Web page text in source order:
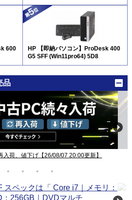
600
HP 【即納パソコン】ProDesk 400
G5 SFF (Win11pro64) 5D8
品
入荷、値下げ【26/08/07 20:00更新】